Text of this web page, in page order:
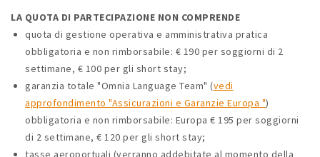
LA QUOTA DI PARTECIPAZIONE NON COMPRENDE
quota di gestione operativa e amministrativa pratica
obbligatoria e non rimborsabile: € 190 per soggiorni di 2
settimane, € 100 per gli short stay;
garanzia totale "Omnia Language Team" (vedi
approfondimento "Assicurazioni e Garanzie Europa ")
obbligatoria e non rimborsabile: Europa € 195 per soggiorni
di 2 settimane, € 120 per gli short stay;
tasse aeroportuali (verranno addebitate al momento della